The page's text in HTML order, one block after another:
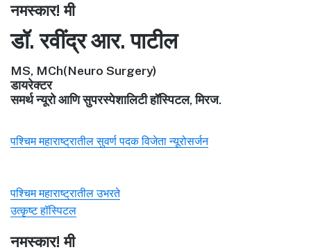
नमस्कार! मी
डॉ. रवींद्र आर. पाटील
MS, MCh(Neuro Surgery)
डायरेक्टर
समर्थ न्यूरो आणि सुपरस्पेशालिटी हॉस्पिटल, मिरज.
पश्चिम महाराष्ट्रातील सुवर्ण पदक विजेता न्यूरोसर्जन
पश्चिम महाराष्ट्रातील उभरते
उत्कृष्ट हॉस्पिटल
नमस्कार! मी